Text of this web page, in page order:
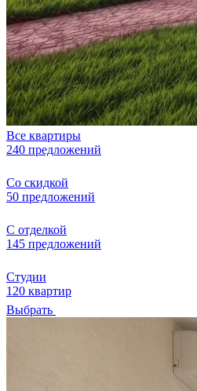
Все квартиры
240 предложений
Со скидкой
50 предложений
С отделкой
145 предложений
Студии
120 квартир
Выбрать